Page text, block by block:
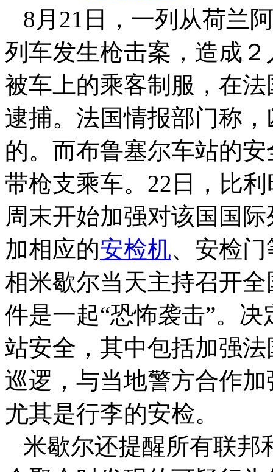
8月21日，一列从荷兰
列车发生枪击案，造成
被车上的乘客制服，在
逮捕。法国情报部门称
的。而布鲁塞尔车站的
带枪支乘车。22日，比
周末开始加强对该国国
加相应的安检机、安检
相米歇尔当天主持召开
件是一起“恐怖袭击”。
站安全，其中包括加强
巡逻，与当地警方合作
尤其是行李的安检。
米歇尔还提醒所有联邦